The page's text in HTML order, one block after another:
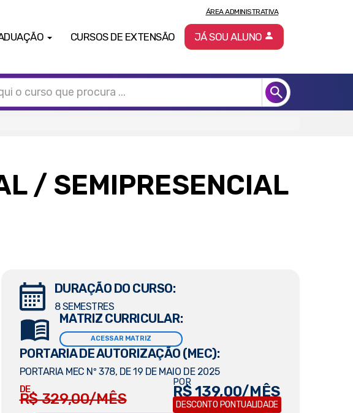
CURSOS DE EXTENSÃO
ÁREA ADMINISTRATIVA
JÁ SOU ALUNO
/ SEMIPRESENCIAL
DURAÇÃO DO CURSO:
8 SEMESTRES
MATRIZ CURRICULAR:
ACESSAR MATRIZ
PORTARIA DE AUTORIZAÇÃO (MEC):
PORTARIA MEC Nº 378, DE 19 DE MAIO DE 2025
DE
R$ 329,00/MÊS
POR
R$ 139,00/MÊS
DESCONTO PONTUALIDADE